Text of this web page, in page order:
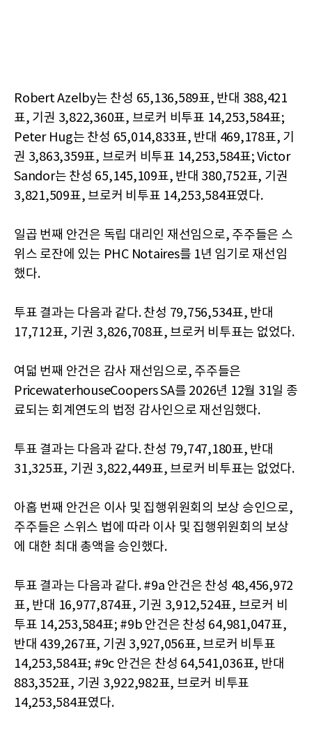
Robert Azelby는 찬성 65,136,589표, 반대 388,421
표, 기권 3,822,360표, 브로커 비투표 14,253,584표;
Peter Hug는 찬성 65,014,833표, 반대 469,178표, 기
권 3,863,359표, 브로커 비투표 14,253,584표; Victor
Sandor는 찬성 65,145,109표, 반대 380,752표, 기권
3,821,509표, 브로커 비투표 14,253,584표였다.
일곱 번째 안건은 독립 대리인 재선임으로, 주주들은 스
위스 로잔에 있는 PHC Notaires를 1년 임기로 재선임
했다.
투표 결과는 다음과 같다. 찬성 79,756,534표, 반대
17,712표, 기권 3,826,708표, 브로커 비투표는 없었다.
여덟 번째 안건은 감사 재선임으로, 주주들은
PricewaterhouseCoopers SA를 2026년 12월 31일 종
료되는 회계연도의 법정 감사인으로 재선임했다.
투표 결과는 다음과 같다. 찬성 79,747,180표, 반대
31,325표, 기권 3,822,449표, 브로커 비투표는 없었다.
아홉 번째 안건은 이사 및 집행위원회의 보상 승인으로,
주주들은 스위스 법에 따라 이사 및 집행위원회의 보상
에 대한 최대 총액을 승인했다.
투표 결과는 다음과 같다. #9a 안건은 찬성 48,456,972
표, 반대 16,977,874표, 기권 3,912,524표, 브로커 비
투표 14,253,584표; #9b 안건은 찬성 64,981,047표,
반대 439,267표, 기권 3,927,056표, 브로커 비투표
14,253,584표; #9c 안건은 찬성 64,541,036표, 반대
883,352표, 기권 3,922,982표, 브로커 비투표
14,253,584표였다.